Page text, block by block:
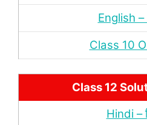
English –
Class 10
Class 12
Hindi –